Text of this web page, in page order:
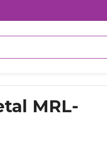
MRL-